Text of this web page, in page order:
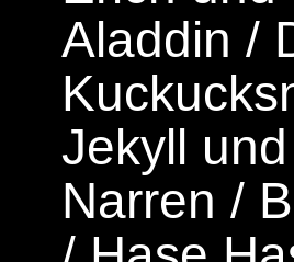
Aladdin /
Jekyll
Narren/